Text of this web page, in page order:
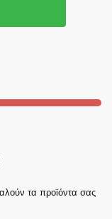
τα προϊόντα σας